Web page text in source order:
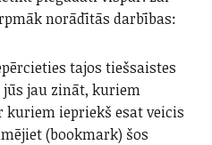
norādītās darbības:
tajos tiešsaistes
jau zināt, kuriem
iepriekš esat veicis
(bookmark) šos